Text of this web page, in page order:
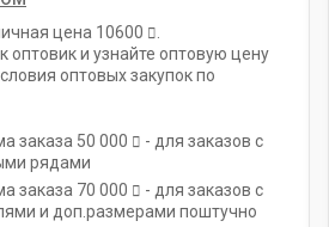
цена 10600
оптовик и узнайте оптовую цену
оптовых закупок по
заказа 50 000
- для заказов с
рядами
заказа 70 000
- для заказов с
и доп.размерами поштучно